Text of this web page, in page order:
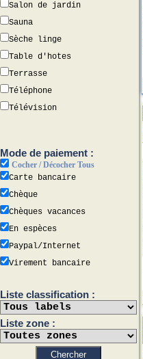
Salon de jardin
Sauna
Sèche linge
Table d'hotes
Terrasse
Téléphone
Télévision
Mode de paiement :
Cocher / Décocher Tous
Carte bancaire
Chèque
Chèques vacances
En espèces
Paypal/Internet
Virement bancaire
Liste classification :
Liste zone :